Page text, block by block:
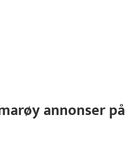
annonser på